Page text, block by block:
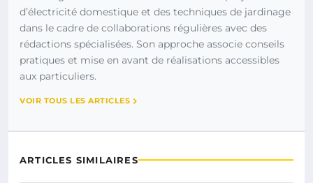
d’électricité domestique et des techniques de jardinage
dans le cadre de collaborations régulières avec des
rédactions spécialisées. Son approche associe conseils
pratiques et mise en avant de réalisations accessibles
aux particuliers.
VOIR TOUS LES ARTICLES
ARTICLES SIMILAIRES